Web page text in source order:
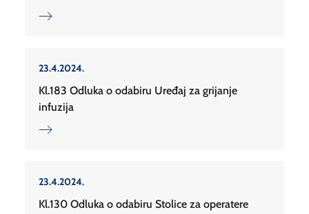
23.4.2024.
Kl.183 Odluka o odabiru Uređaj za grijanje
infuzija
23.4.2024.
Kl.130 Odluka o odabiru Stolice za operatere